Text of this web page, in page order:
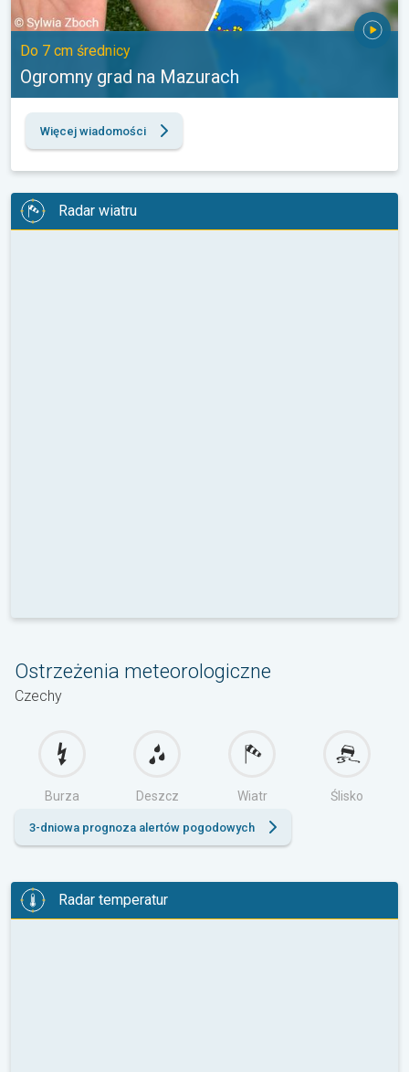
Do 7 cm średnicy
Ogromny grad na Mazurach
Więcej wiadomości
Radar wiatru
Ostrzeżenia meteorologiczne
Czechy
Burza Deszcz Wiatr Ślisko
3-dniowa prognoza alertów pogodowych
Radar temperatur